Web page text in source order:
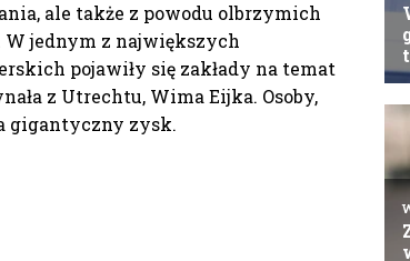
ale także z powodu olbrzymich
jednym z największych
pojawiły się zakłady na temat
z Utrechtu, Wima Eijka. Osoby,
gigantyczny zysk.